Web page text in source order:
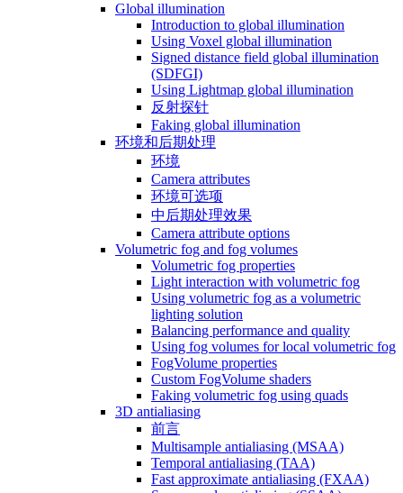
Global illumination
Introduction to global illumination
Using Voxel global illumination
Signed distance field global illumination
(SDFGI)
Using Lightmap global illumination
反射探针
Faking global illumination
环境和后期处理
环境
Camera attributes
环境可选项
中后期处理效果
Camera attribute options
Volumetric fog and fog volumes
Volumetric fog properties
Light interaction with volumetric fog
Using volumetric fog as a volumetric
lighting solution
Balancing performance and quality
Using fog volumes for local volumetric fog
FogVolume properties
Custom FogVolume shaders
Faking volumetric fog using quads
3D antialiasing
前言
Multisample antialiasing (MSAA)
Temporal antialiasing (TAA)
Fast approximate antialiasing (FXAA)